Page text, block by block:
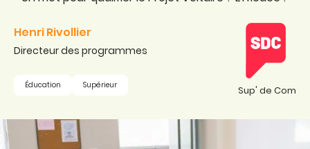
Henri Rivollier
Directeur des programmes
Éducation Supérieur Sup' de Com